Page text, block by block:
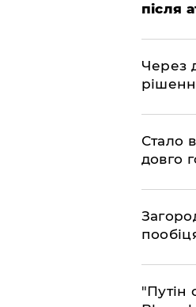
після
Через
Стало
довго
"Путін